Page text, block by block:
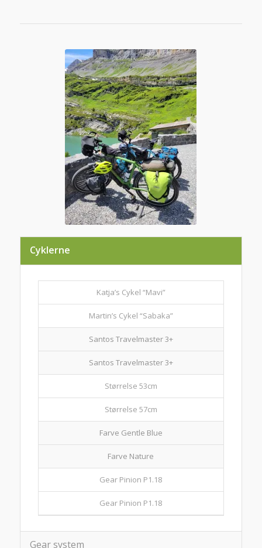
Cyklerne
Katja’s Cykel “Mavi”
Martin’s Cykel “Sabaka”
Santos Travelmaster 3+
Santos Travelmaster 3+
Størrelse 53cm
Størrelse 57cm
Farve Gentle Blue
Farve Nature
Gear Pinion P1.18
Gear Pinion P1.18
Gear system